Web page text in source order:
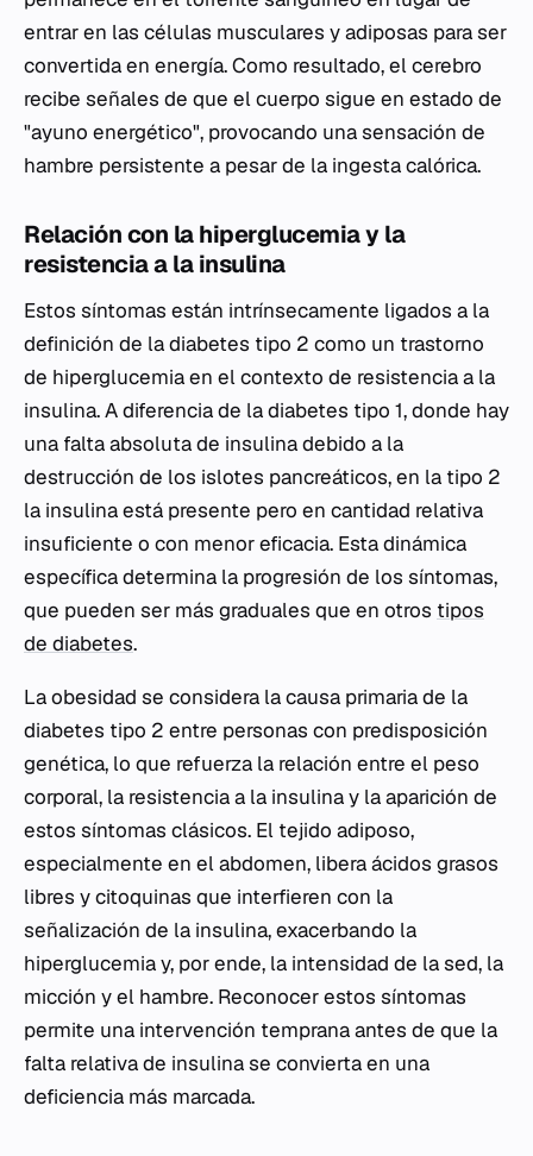
entrar en las células musculares y adiposas para ser
convertida en energía. Como resultado, el cerebro
recibe señales de que el cuerpo sigue en estado de
"ayuno energético", provocando una sensación de
hambre persistente a pesar de la ingesta calórica.
Relación con la hiperglucemia y la
resistencia a la insulina
Estos síntomas están intrínsecamente ligados a la
definición de la diabetes tipo 2 como un trastorno
de hiperglucemia en el contexto de resistencia a la
insulina. A diferencia de la diabetes tipo 1, donde hay
una falta absoluta de insulina debido a la
destrucción de los islotes pancreáticos, en la tipo 2
la insulina está presente pero en cantidad relativa
insuficiente o con menor eficacia. Esta dinámica
específica determina la progresión de los síntomas,
que pueden ser más graduales que en otros tipos
de diabetes.
La obesidad se considera la causa primaria de la
diabetes tipo 2 entre personas con predisposición
genética, lo que refuerza la relación entre el peso
corporal, la resistencia a la insulina y la aparición de
estos síntomas clásicos. El tejido adiposo,
especialmente en el abdomen, libera ácidos grasos
libres y citoquinas que interfieren con la
señalización de la insulina, exacerbando la
hiperglucemia y, por ende, la intensidad de la sed, la
micción y el hambre. Reconocer estos síntomas
permite una intervención temprana antes de que la
falta relativa de insulina se convierta en una
deficiencia más marcada.